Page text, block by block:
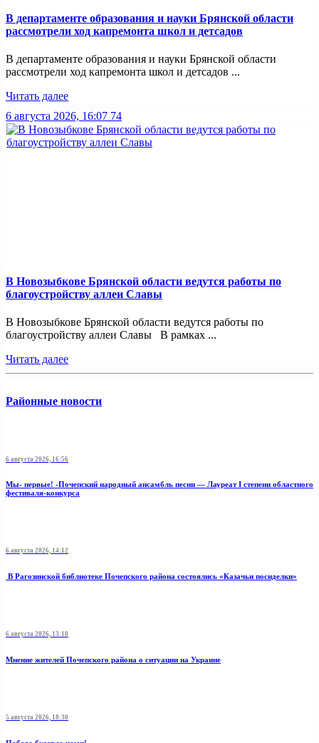
В департаменте образования и науки Брянской области
рассмотрели ход капремонта школ и детсадов
В департаменте образования и науки Брянской области
рассмотрели ход капремонта школ и детсадов ...
Читать далее
6 августа 2026, 16:07 74
В Новозыбкове Брянской области ведутся работы по
благоустройству аллеи Славы
В Новозыбкове Брянской области ведутся работы по
благоустройству аллеи Славы В рамках ...
Читать далее
Районные новости
6 августа 2026, 16:56
Мы- первые! -Почепский народный ансамбль песни — Лауреат I степени областного
фестиваля-конкурса
6 августа 2026, 14:12
В Рагозинской библиотеке Почепского района состоялись «Казачьи посиделки»
6 августа 2026, 13:10
Мнение жителей Почепского района о ситуации на Украине
5 августа 2026, 18:30